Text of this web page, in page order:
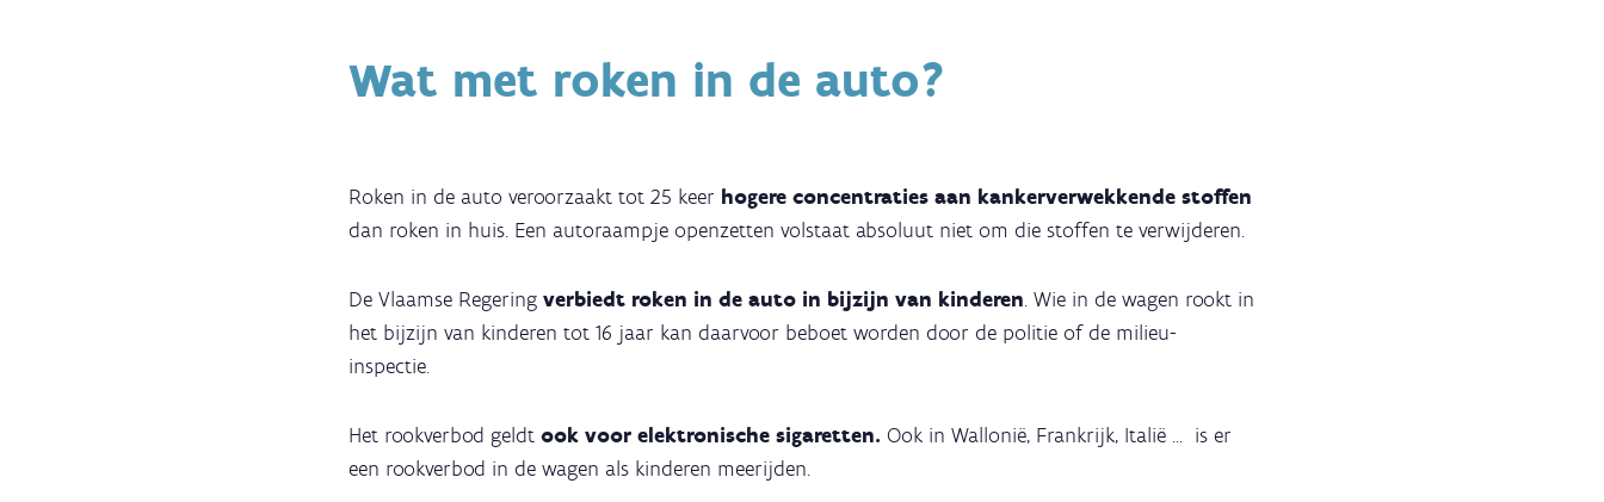
Wat met roken in de auto?
Roken in de auto veroorzaakt tot 25 keer hogere concentraties aan kankerverwekkende stoffen
dan roken in huis. Een autoraampje openzetten volstaat absoluut niet om die stoffen te verwijderen.
De Vlaamse Regering verbiedt roken in de auto in bijzijn van kinderen. Wie in de wagen rookt in
het bijzijn van kinderen tot 16 jaar kan daarvoor beboet worden door de politie of de milieu-
inspectie.
Het rookverbod geldt ook voor elektronische sigaretten. Ook in Wallonië, Frankrijk, Italië ... is er
een rookverbod in de wagen als kinderen meerijden.